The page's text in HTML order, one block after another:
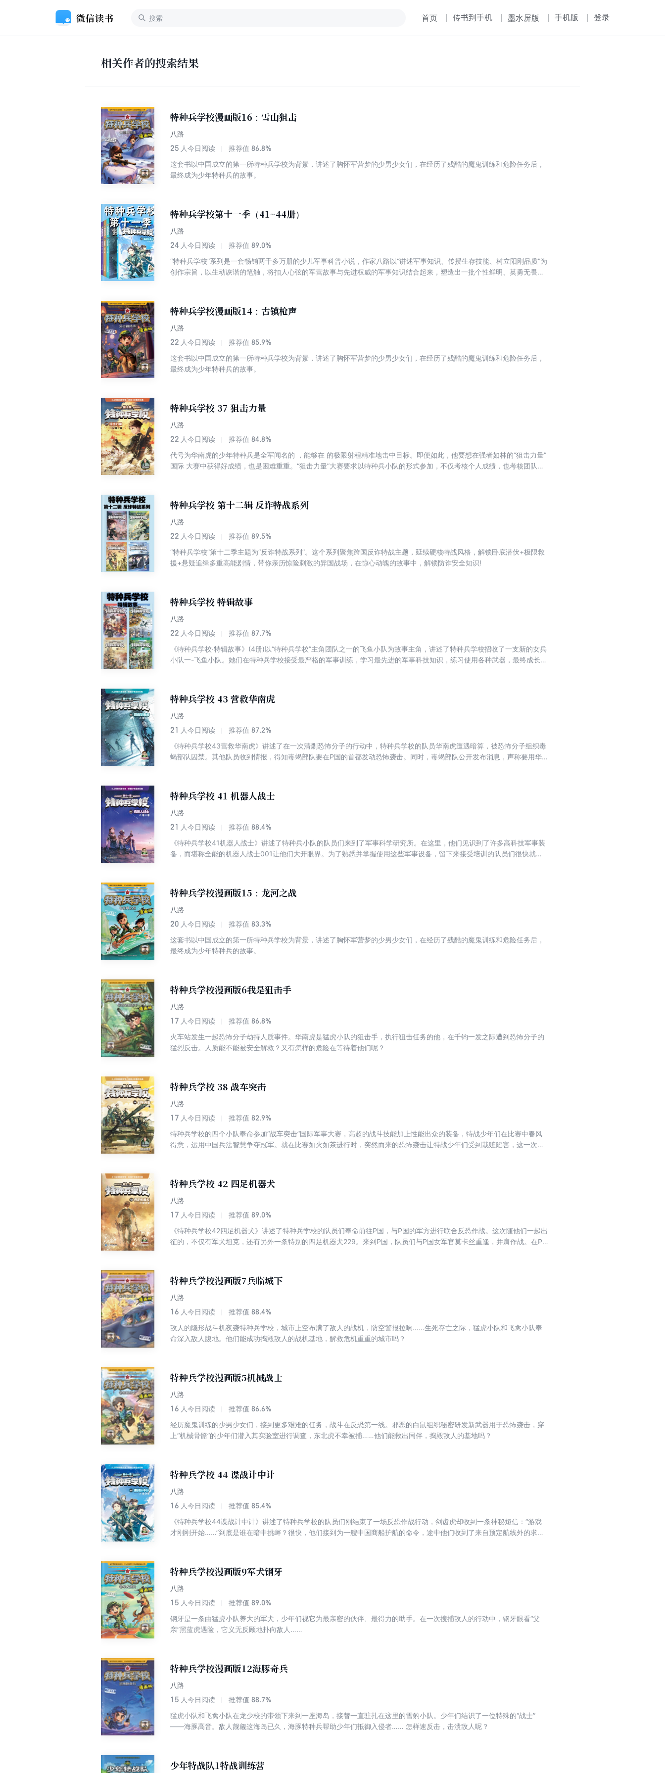
首页 传书到手机 墨水屏版 手机版 登录
相关作者的搜索结果
特种兵学校漫画版16：雪山狙击
八路
25 人今日阅读 推荐值 86.8%
这套书以中国成立的第一所特种兵学校为背景，讲述了胸怀军营梦的少男少女们，在经历了残酷的魔鬼训练和危险任务后，
最终成为少年特种兵的故事。
特种兵学校第十一季（41~44册）
八路
24 人今日阅读 推荐值 89.0%
“特种兵学校”系列是一套畅销两千多万册的少儿军事科普小说，作家八路以“讲述军事知识、传授生存技能、树立阳刚品质”为
创作宗旨，以生动诙谐的笔触，将扣人心弦的军营故事与先进权威的军事知识结合起来，塑造出一批个性鲜明、英勇无畏的
特种兵学校漫画版14：古镇枪声
八路
22 人今日阅读 推荐值 85.9%
这套书以中国成立的第一所特种兵学校为背景，讲述了胸怀军营梦的少男少女们，在经历了残酷的魔鬼训练和危险任务后，
最终成为少年特种兵的故事。
特种兵学校 37 狙击力量
八路
22 人今日阅读 推荐值 84.8%
代号为华南虎的少年特种兵是全军闻名的 ，能够在 的极限射程精准地击中目标。即便如此，他要想在强者如林的“狙击力量”
国际 大赛中获得好成绩，也是困难重重。“狙击力量”大赛要求以特种兵小队的形式参加，不仅考核个人成绩，也考核团队成
特种兵学校 第十二辑 反诈特战系列
八路
22 人今日阅读 推荐值 89.5%
“特种兵学校”第十二季主题为“反诈特战系列”。这个系列聚焦跨国反诈特战主题，延续硬核特战风格，解锁卧底潜伏+极限救
援+悬疑追缉多重高能剧情，带你亲历惊险刺激的异国战场，在惊心动魄的故事中，解锁防诈安全知识!
特种兵学校 特辑故事
八路
22 人今日阅读 推荐值 87.7%
《特种兵学校·特辑故事》(4册)以“特种兵学校”主角团队之一的飞鱼小队为故事主角，讲述了特种兵学校招收了一支新的女兵
小队一-飞鱼小队。她们在特种兵学校接受最严格的军事训练，学习最先进的军事科技知识，练习使用各种武器，最终成长为
特种兵学校 43 营救华南虎
八路
21 人今日阅读 推荐值 87.2%
《特种兵学校43营救华南虎》讲述了在一次清剿恐怖分子的行动中，特种兵学校的队员华南虎遭遇暗算，被恐怖分子组织毒
蝎部队囚禁。其他队员收到情报，得知毒蝎部队要在P国的首都发动恐怖袭击。同时，毒蝎部队公开发布消息，声称要用华
特种兵学校 41 机器人战士
八路
21 人今日阅读 推荐值 88.4%
《特种兵学校41机器人战士》讲述了特种兵小队的队员们来到了军事科学研究所。在这里，他们见识到了许多高科技军事装
备，而堪称全能的机器人战士001让他们大开眼界。为了熟悉并掌握使用这些军事设备，留下来接受培训的队员们很快就与
特种兵学校漫画版15：龙河之战
八路
20 人今日阅读 推荐值 83.3%
这套书以中国成立的第一所特种兵学校为背景，讲述了胸怀军营梦的少男少女们，在经历了残酷的魔鬼训练和危险任务后，
最终成为少年特种兵的故事。
特种兵学校漫画版6我是狙击手
八路
17 人今日阅读 推荐值 86.8%
火车站发生一起恐怖分子劫持人质事件。华南虎是猛虎小队的狙击手，执行狙击任务的他，在千钧一发之际遭到恐怖分子的
猛烈反击。人质能不能被安全解救？又有怎样的危险在等待着他们呢？
特种兵学校 38 战车突击
八路
17 人今日阅读 推荐值 82.9%
特种兵学校的四个小队奉命参加“战车突击”国际军事大赛，高超的战斗技能加上性能出众的装备，特战少年们在比赛中春风
得意，运用中国兵法智慧争夺冠军。就在比赛如火如茶进行时，突然而来的恐怖袭击让特战少年们受到栽赃陷害，这一次他
特种兵学校 42 四足机器犬
八路
17 人今日阅读 推荐值 89.0%
《特种兵学校42四足机器犬》讲述了特种兵学校的队员们奉命前往P国，与P国的军方进行联合反恐作战。这次随他们一起出
征的，不仅有军犬坦克，还有另外一条特别的四足机器犬229。来到P国，队员们与P国女军官莫卡丝重逢，并肩作战。在P
特种兵学校漫画版7兵临城下
八路
16 人今日阅读 推荐值 88.4%
敌人的隐形战斗机夜袭特种兵学校，城市上空布满了敌人的战机，防空警报拉响……生死存亡之际，猛虎小队和飞禽小队奉
命深入敌人腹地。他们能成功捣毁敌人的战机基地，解救危机重重的城市吗？
特种兵学校漫画版5机械战士
八路
16 人今日阅读 推荐值 86.6%
经历魔鬼训练的少男少女们，接到更多艰难的任务，战斗在反恐第一线。邪恶的白鼠组织秘密研发新武器用于恐怖袭击，穿
上“机械骨骼”的少年们潜入其实验室进行调查，东北虎不幸被捕……他们能救出同伴，捣毁敌人的基地吗？
特种兵学校 44 谍战计中计
八路
16 人今日阅读 推荐值 85.4%
《特种兵学校44谍战计中计》讲述了特种兵学校的队员们刚结束了一场反恐作战行动，剑齿虎却收到一条神秘短信：“游戏
才刚刚开始……”到底是谁在暗中挑衅？很快，他们接到为一艘中国商船护航的命令，途中他们收到了来自预定航线外的求救
特种兵学校漫画版9军犬钢牙
八路
15 人今日阅读 推荐值 89.0%
钢牙是一条由猛虎小队养大的军犬，少年们视它为最亲密的伙伴、最得力的助手。在一次搜捕敌人的行动中，钢牙眼看“父
亲”黑蓝虎遇险，它义无反顾地扑向敌人……
特种兵学校漫画版12海豚奇兵
八路
15 人今日阅读 推荐值 88.7%
猛虎小队和飞禽小队在龙少校的带领下来到一座海岛，接替一直驻扎在这里的雪豹小队。少年们结识了一位特殊的“战士”
——海豚高音。敌人觊觎这海岛已久，海豚特种兵帮助少年们抵御入侵者…… 怎样速反击，击溃敌人呢？
少年特战队1特战训练营